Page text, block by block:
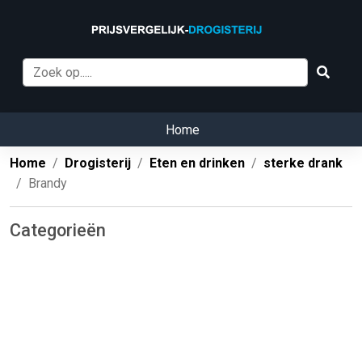
Home
Home Drogisterij Eten en drinken
sterke drank
Brandy
Categorieën